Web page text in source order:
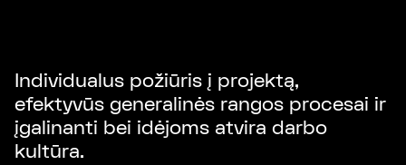
Individualus požiūris į projektą,
efektyvūs generalinės rangos procesai ir
įgalinanti bei idėjoms atvira darbo
kultūra.